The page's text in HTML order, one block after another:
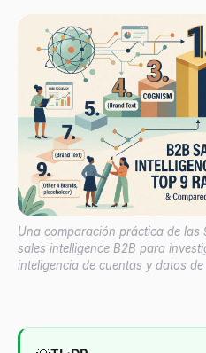
Una comparación práctica de las
sales intelligence B2B para
inteligencia de cuentas y datos de